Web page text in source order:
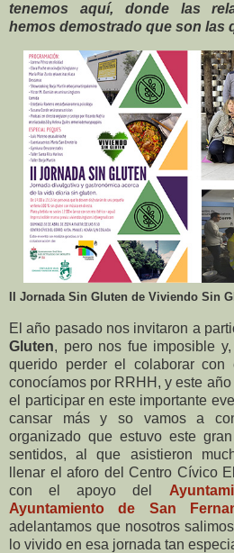
tenemos aquí, donde las
hemos demostrado que son las
II Jornada Sin Gluten de Viviendo Sin
El año pasado nos invitaron a
Gluten, pero nos fue imposible
querido perder el colaborar
conocíamos por RRHH, y este
el participar en este importante
cansar más y so vamos a
organizado que estuvo este
sentidos, al que asistieron
llenar el aforo del Centro Cívico
con el apoyo del
Ayuntamiento de
San
adelantamos que nosotros
lo vivido en esa jornada tan